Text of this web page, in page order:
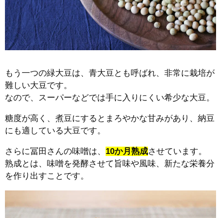
もう一つの緑大豆は、青大豆とも呼ばれ、非常に栽培が
難しい大豆です。
なので、スーパーなどでは手に入りにくい希少な大豆。
糖度が高く、煮豆にするとまろやかな甘みがあり、納豆
にも適している大豆です。
さらに冨田さんの味噌は、 10か月熟成させています。
熟成とは、味噌を発酵させて旨味や風味、新たな栄養分
を作り出すことです。